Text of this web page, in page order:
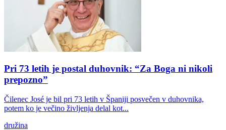
Pri 73 letih je postal duhovnik: “Za Boga ni nikoli
prepozno”
Čilenec José je bil pri 73 letih v Španiji posvečen v duhovnika,
potem ko je večino življenja delal kot...
družina